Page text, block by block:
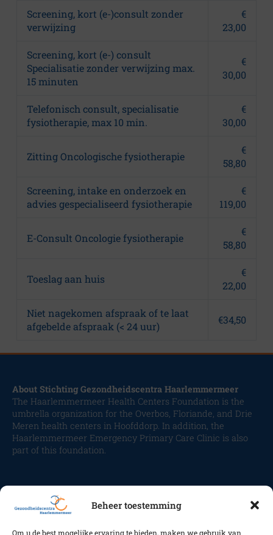
Beheer toestemming
Om u de best mogelijke ervaring te bieden, maken we gebruik van
Screening, kort (e-)consult zonder
verwijzing
€
23,00
Screening, kort (e-) consult
Specialisatie zonder verwijzing max.
15 minuten
€
30,00
Telefonisch consult, specialisatie
fysiotherapie, max 10 min.
€
30,00
Zitting Oncologische fysiotherapie
€
58,80
Screening, intake en onderzoek en
advies gespecialiseerd fysiotherapie
€
119,00
E-Consult Oncologie fysiotherapie
€
58,80
Toeslag aan huis
€
22,00
Niet nagekomen afspraak of te laat
afgebelde afspraak (< 24 uur)
€34,50
About Stichting Gezondheidscentra Haarlemmermeer
The Haarlemmermeer Health Centers Foundation is the
umbrella organization for the Overbos, Floriande, and Drie
Meren health centers in Hoofddorp. In addition, the
Haarlemmermeer Emergency Primary Care Clinic is also
part of this foundation.